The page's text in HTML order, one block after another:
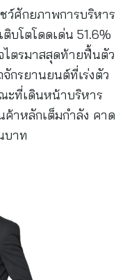
ว์ศักยภาพการบริหาร
บโตโดดเด่น 51.6%
ตรมาสสุดท้ายฟื้นตัว
กรยานยนต์ที่เร่งตัว
ะที่เดินหน้าบริหาร
าหลักเต็มกำลัง คาด
บาท